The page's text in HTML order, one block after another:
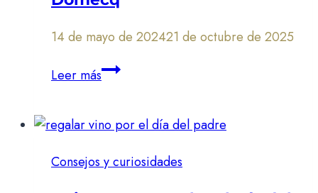
14 de mayo de 202421 de octubre de 2025
Leer másCuál
personalidad
tu
Consejos y curiosidades